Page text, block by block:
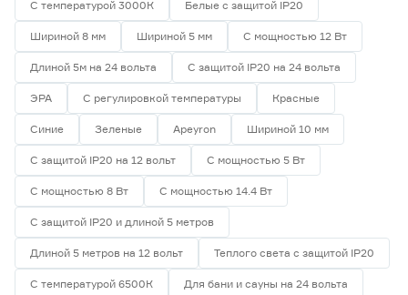
С температурой 3000К Белые с защитой IP20
Шириной 8 мм Шириной 5 мм С мощностью 12 Вт
Длиной 5м на 24 вольта С защитой IP20 на 24 вольта
ЭРА С регулировкой температуры Красные
Синие Зеленые Apeyron Шириной 10 мм
С защитой IP20 на 12 вольт С мощностью 5 Вт
С мощностью 8 Вт С мощностью 14.4 Вт
С защитой IP20 и длиной 5 метров
Длиной 5 метров на 12 вольт Теплого света с защитой IP20
С температурой 6500К Для бани и сауны на 24 вольта